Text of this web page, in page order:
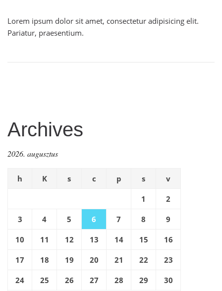
Lorem ipsum dolor sit amet, consectetur adipisicing elit.
Pariatur, praesentium.
Archives
2026. augusztus
h K s c p s v
1 2
3 4 5 6 7 8 9
10 11 12 13 14 15 16
17 18 19 20 21 22 23
24 25 26 27 28 29 30